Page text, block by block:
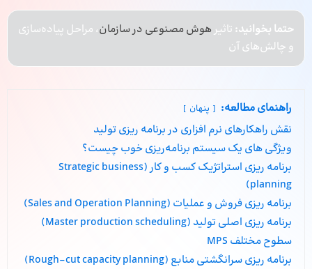
حتما بخوانید: تاثیر هوش مصنوعی در سازمان، مراحل پیاده‌سازی
و چالش‌های آن
راهنمای مطالعه: پنهان
نقش راهکارهای نرم افزاری در برنامه ریزی تولید
ویژگی های یک سیستم برنامه‌ریزی خوب چیست؟
برنامه ریزی استراتژیک کسب و کار (Strategic business
planning)
برنامه ریزی فروش و عملیات (Sales and Operation Planning)
برنامه ریزی اصلی تولید (Master production scheduling)
سطوح مختلف MPS
برنامه ریزی سرانگشتی منابع (Rough-cut capacity planning)